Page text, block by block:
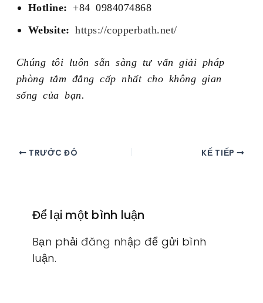
Hotline: +84 0984074868
Website: https://copperbath.net/
Chúng tôi luôn sẵn sàng tư vấn giải pháp
phòng tắm đẳng cấp nhất cho không gian
sống của bạn.
TRƯỚC ĐÓ KẾ TIẾP
Để lại một bình luận
Bạn phải đăng nhập để gửi bình
luận.